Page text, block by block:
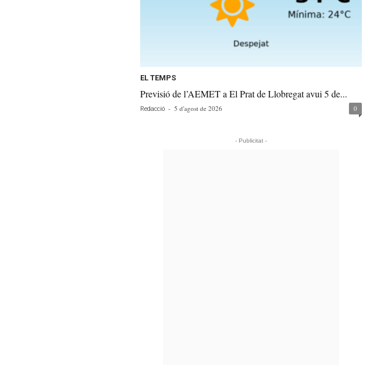
EL TEMPS
Previsió de l’AEMET a El Prat de Llobregat avui 5 de...
Redacció - 5 d'agost de 2026 0
- Publicitat -